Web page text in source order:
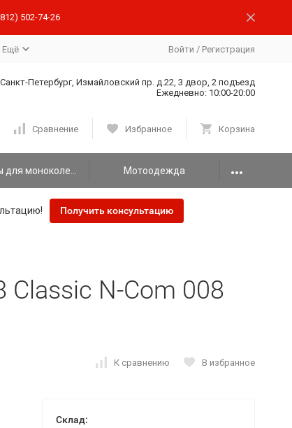
502-74-26
Ещё Войти / Регистрация
Санкт-Петербург, Измайловский пр. д.22, 3 двор, 2 подъезд
Ежедневно: 10:00-20:00
Сравнение Избранное Корзина
Мотоодежда
Получить консультацию
N-Com 008
К сравнению В избранное
Склад: